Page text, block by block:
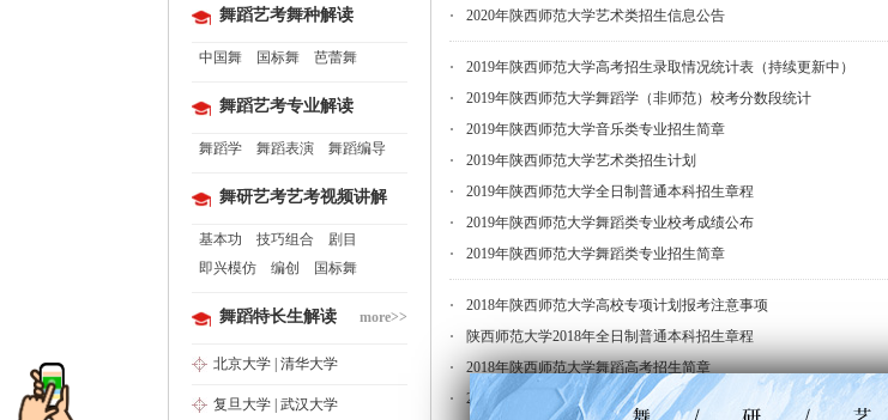
舞蹈艺考舞种解读
中国舞 国标舞 芭蕾舞
舞蹈艺考专业解读
舞蹈学 舞蹈表演 舞蹈编导
舞研艺考艺考视频讲解
基本功 技巧组合
剧目
即兴模仿
编创 国标舞
舞蹈特长生解读 more>>
北京大学 清华大学
复旦大学 武汉大学
2020年陕西师范大学艺术类招生信息公告
2019年陕西师范大学高考招生录取情况统计表（持续更新中）
2019年陕西师范大学舞蹈学（非师范）校考分数段统计
2019年陕西师范大学音乐类专业招生简章
2019年陕西师范大学艺术类招生计划
2019年陕西师范大学全日制普通本科招生章程
2019年陕西师范大学舞蹈类专业校考成绩公布
2019年陕西师范大学舞蹈类专业招生简章
2018年陕西师范大学高校专项计划报考注意事项
陕西师范大学2018年全日制普通本科招生章程
2018年陕西师范大学舞蹈高考招生简章
2018年陕西师范大学舞蹈类专业校考成绩公布